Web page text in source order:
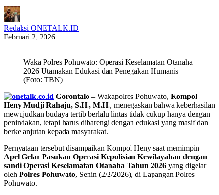
Redaksi ONETALK.ID
Februari 2, 2026
Waka Polres Pohuwato: Operasi Keselamatan Otanaha
2026 Utamakan Edukasi dan Penegakan Humanis
(Foto: TBN)
Gorontalo – Wakapolres Pohuwato, Kompol
Heny Mudji Rahaju, S.H., M.H., menegaskan bahwa keberhasilan
mewujudkan budaya tertib berlalu lintas tidak cukup hanya dengan
penindakan, tetapi harus dibarengi dengan edukasi yang masif dan
berkelanjutan kepada masyarakat.
Pernyataan tersebut disampaikan Kompol Heny saat memimpin
Apel Gelar Pasukan Operasi Kepolisian Kewilayahan dengan
sandi Operasi Keselamatan Otanaha Tahun 2026 yang digelar
oleh Polres Pohuwato, Senin (2/2/2026), di Lapangan Polres
Pohuwato.